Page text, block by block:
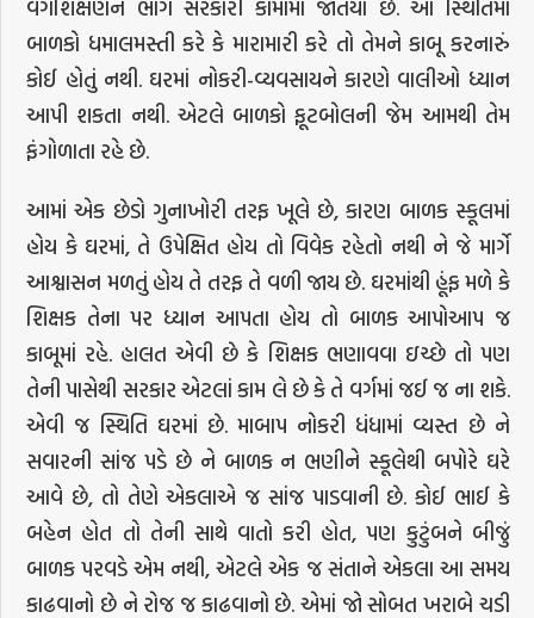
વર્ગશિક્ષણને ભોગે સરકારી કામોમાં જોતર્યા છે. આ સ્થિતિમાં
બાળકો ધમાલમસ્તી કરે કે મારામારી કરે તો તેમને કાબૂ કરનારું
કોઈ હોતું નથી. ઘરમાં નોકરી-વ્યવસાયને કારણે વાલીઓ ધ્યાન
આપી શકતા નથી. એટલે બાળકો ફૂટબોલની જેમ આમથી તેમ
ફંગોળાતા રહે છે.
આમાં એક છેડો ગુનાખોરી તરફ ખૂલે છે, કારણ બાળક સ્કૂલમાં
હોય કે ઘરમાં, તે ઉપેક્ષિત હોય તો વિવેક રહેતો નથી ને જે માર્ગે
આશ્વાસન મળતું હોય તે તરફ તે વળી જાય છે. ઘરમાંથી હૂંફ મળે કે
શિક્ષક તેના પર ધ્યાન આપતા હોય તો બાળક આપોઆપ જ
કાબૂમાં રહે. હાલત એવી છે કે શિક્ષક ભણાવવા ઇચ્છે તો પણ
તેની પાસેથી સરકાર એટલાં કામ લે છે કે તે વર્ગમાં જઈ જ ના શકે.
એવી જ સ્થિતિ ઘરમાં છે. માબાપ નોકરી ધંધામાં વ્યસ્ત છે ને
સવારની સાંજ પડે છે ને બાળક ન ભણીને સ્કૂલેથી બપોરે ઘરે
આવે છે, તો તેણે એકલાએ જ સાંજ પાડવાની છે. કોઈ ભાઈ કે
બહેન હોત તો તેની સાથે વાતો કરી હોત, પણ કુટુંબને બીજું
બાળક પરવડે એમ નથી, એટલે એક જ સંતાને એકલા આ સમય
કાઢવાનો છે ને રોજ જ કાઢવાનો છે. એમાં જો સોબત ખરાબે ચડી